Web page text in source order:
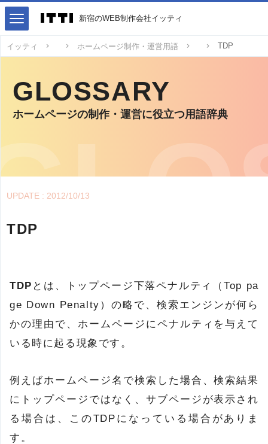
イッティ ホームページ制作・運営用語 TDP
GLOSSARY
ホームページの制作・運営に役立つ用語辞典
UPDATE : 2012/10/13
TDP
TDP とは、トップページ下落ペナルティ（Top pa
ge Down Penalty）の略で、検索エンジンが何ら
かの理由で、ホームページにペナルティを与えて
いる時に起る現象です。
例えばホームページ名で検索した場合、検索結果
にトップページではなく、サブページが表示され
る場合は、このTDPになっている場合がありま
す。
新宿のWEB制作会社イッティ